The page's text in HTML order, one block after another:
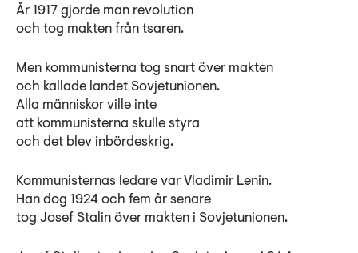
År 1917 gjorde man revolution
och tog makten från tsaren.
Men kommunisterna tog snart över makten
och kallade landet Sovjetunionen.
Alla människor ville inte
att kommunisterna skulle styra
och det blev inbördeskrig.
Kommunisternas ledare var Vladimir Lenin.
Han dog 1924 och fem år senare
tog Josef Stalin över makten i Sovjetunionen.